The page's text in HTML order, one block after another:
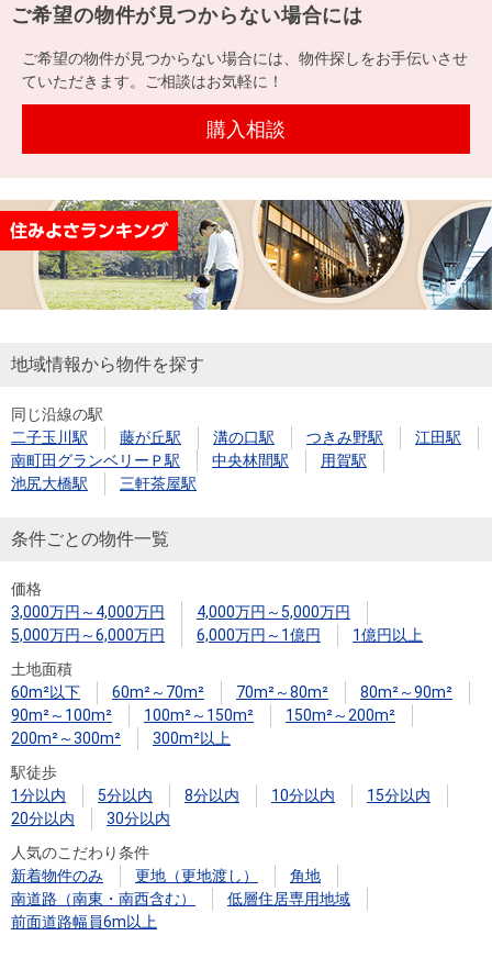
ンを
探す
一戸
建て
す
用
物
件
を
す
件を
探す
購入向け
サービス
住宅ロー
ンシミュ
住まい1プ
ラス（お
税金の本
（電子ブ
ック）
定
談
売却
金額
試算
売却向け
周辺相場
住まい1プ
住まいと
暮らしの
（電子ブ
売却ガイ
ド
経営ビジ
ョン
組織図
役員一
沿革
本社地
図
（電子ブ
ック版）
提携企業にお勤めの方
閉じる
ご希望の物件が見つからない場合には
ご希望の物件が見つからない場合には、物件探しをお手伝いさせ
ていただきます。ご相談はお気軽に！
購入相談
地域情報から物件を探す
同じ沿線の駅
二子玉川駅
藤が丘駅 溝の口駅 つきみ野駅
江田駅
南町田グランベリーＰ駅
中央林間駅
用賀駅
池尻大橋駅
三軒茶屋駅
条件ごとの物件一覧
価格
3,000万円～4,000万円
4,000万円～5,000万円
5,000万円～6,000万円
6,000万円～1億円
1億円以上
土地面積
60m²以下
60m²～70m² 70m²～80m²
80m²～90m²
90m²～100m²
100m²～150m²
150m²～200m²
200m²～300m²
300m²以上
駅徒歩
1分以内
5分以内 8分以内 10分以内
15分以内
20分以内
30分以内
人気のこだわり条件
新着物件のみ
更地（更地渡し）
角地
南道路（南東・南西含む）
低層住居専用地域
前面道路幅員6m以上